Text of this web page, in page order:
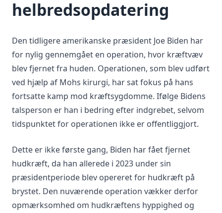
helbredsopdatering
Den tidligere amerikanske præsident Joe Biden har
for nylig gennemgået en operation, hvor kræftvæv
blev fjernet fra huden. Operationen, som blev udført
ved hjælp af Mohs kirurgi, har sat fokus på hans
fortsatte kamp mod kræftsygdomme. Ifølge Bidens
talsperson er han i bedring efter indgrebet, selvom
tidspunktet for operationen ikke er offentliggjort.
Dette er ikke første gang, Biden har fået fjernet
hudkræft, da han allerede i 2023 under sin
præsidentperiode blev opereret for hudkræft på
brystet. Den nuværende operation vækker derfor
opmærksomhed om hudkræftens hyppighed og